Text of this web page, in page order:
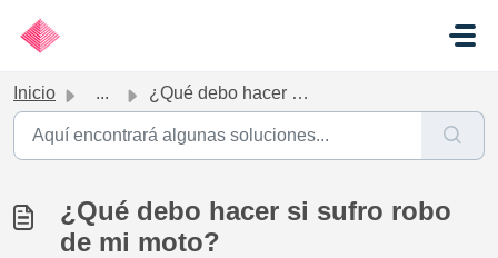
Inicio ... ¿Qué debo hacer si sufro robo de mi moto?
¿Qué debo hacer si sufro robo
de mi moto?